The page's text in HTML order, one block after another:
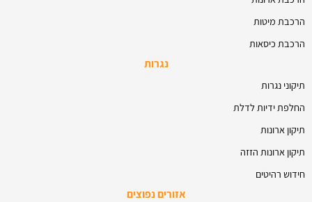
הרכבת מיטות
הרכבת כיסאות
נגרות
תיקוני נגרות
החלפת ידיות לדלת
תיקון ארונות
תיקון ארונות הזזה
חידוש רהיטים
אזורים נפוצים